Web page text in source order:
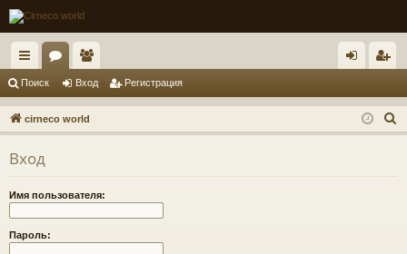
с
ы
лк
и
ум
ы
ол
ьз
ов
ел
и
д ис
тр
Поиск Вход Регистрация
cirneco world
о
Вход
Имя пользователя:
Пароль: